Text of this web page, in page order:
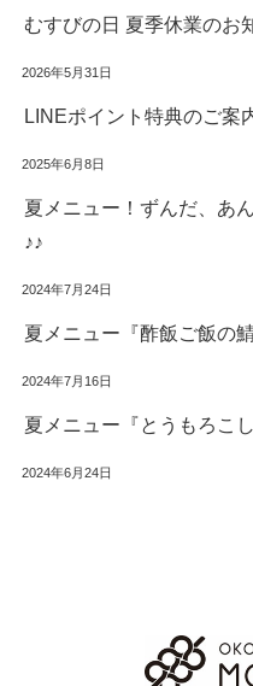
むすびの日 夏季休業のお
2026年5月31日
LINEポイント特典のご案
2025年6月8日
夏メニュー！ずんだ、あ
♪♪
2024年7月24日
夏メニュー『酢飯ご飯の
2024年7月16日
夏メニュー『とうもろこ
2024年6月24日